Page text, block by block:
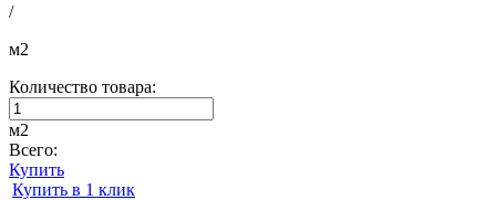
/
м2
Количество товара:
м2
Всего:
Купить
Купить в 1 клик